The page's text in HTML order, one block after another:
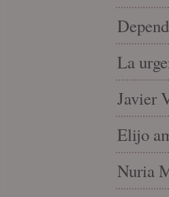
La
Javier
Elijo
Nuria